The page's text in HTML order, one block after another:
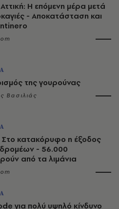
Η επόμενη μέρα μετά
- Αποκατάσταση και
της γουρούνας
Βασιλιάς
Στο κατακόρυφο η έξοδος
- 56.000
από τα λιμάνια
για πολύ υψηλό κίνδυνο